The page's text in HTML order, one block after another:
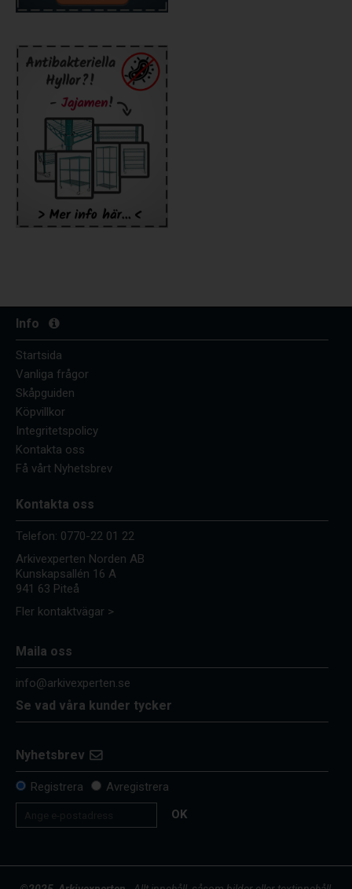
Info
Startsida
Vanliga frågor
Skåpguiden
Köpvillkor
Integritetspolicy
Kontakta oss
Få vårt Nyhetsbrev
Kontakta oss
Telefon: 0770-22 01 22
Arkivexperten Norden AB
Kunskapsallén 16 A
941 63 Piteå
Fler kontaktvägar >
Maila oss
info@arkivexperten.se
Se vad våra kunder tycker
Nyhetsbrev
Registrera
Avregistrera
OK